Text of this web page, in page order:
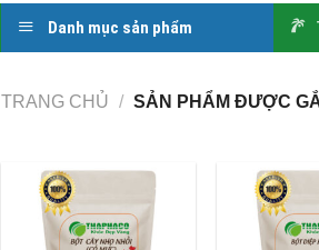
Danh mục sản phẩm
TRANG CHỦ / SẢN PHẨM ĐƯỢC